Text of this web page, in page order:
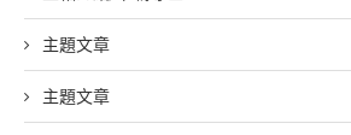
主題文章
主題文章